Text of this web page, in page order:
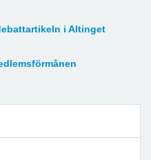
i Altinget